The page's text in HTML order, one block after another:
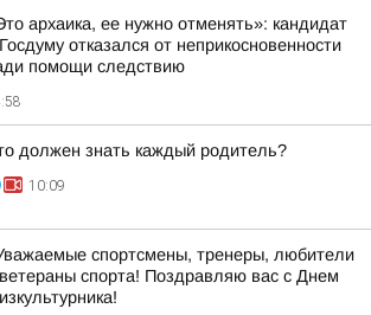
архаика, ее нужно отменять»: кандидат
отказался от неприкосновенности
помощи следствию
должен знать каждый родитель?
10:09
спортсмены, тренеры, любители
спорта! Поздравляю вас с Днем